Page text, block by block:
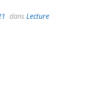
dans Lecture